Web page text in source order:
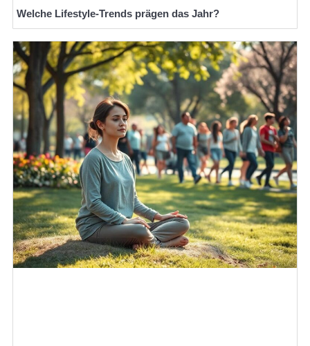
Welche Lifestyle-Trends prägen das Jahr?